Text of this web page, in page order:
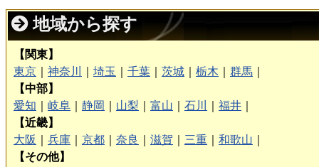
地域から探す
【関東】
東京
神奈川 埼玉 千葉 茨城 栃木 群馬
【中部】
愛知
岐阜 静岡 山梨 富山 石川 福井
【近畿】
大阪
兵庫 京都 奈良 滋賀 三重 和歌山
【その他】